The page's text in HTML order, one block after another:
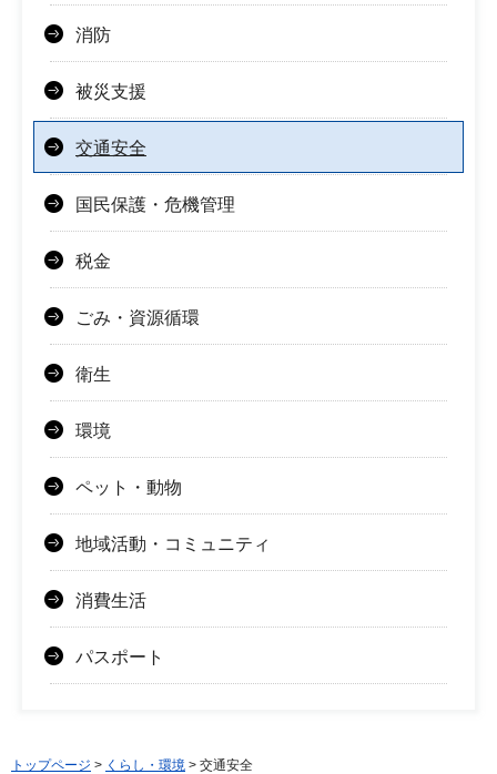
消防
被災支援
交通安全
国民保護・危機管理
税金
ごみ・資源循環
衛生
環境
ペット・動物
地域活動・コミュニティ
消費生活
パスポート
トップページ > くらし・環境 > 交通安全